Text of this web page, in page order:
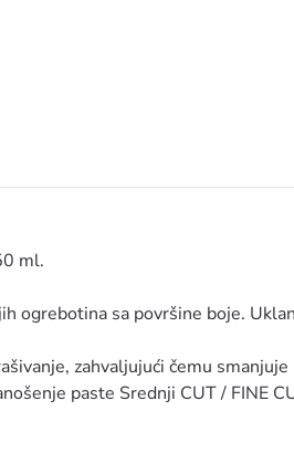
ml.
ogrebotina sa površine boje.
zahvaljujući čemu
paste Srednji CUT / FINE